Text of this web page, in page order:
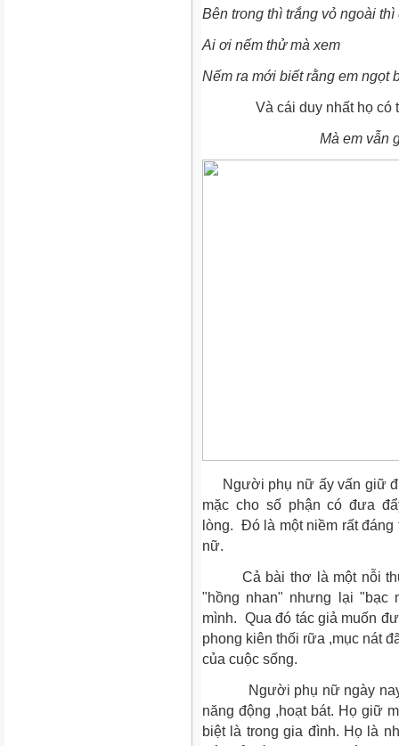
Bên trong thì trắng vỏ ngoài thì
Ai ơi nếm thử mà xem
Nếm ra mới biết rằng em ngọt
Và cái duy nhất họ có thể
Mà em vẫn
Người phụ nữ ấy vấn giữ
mặc cho số phận có đưa
lòng. Đó là một niềm rất
nữ.
Cả bài thơ là một nỗi
"hồng nhan" nhưng lại "bạc
mình. Qua đó tác giả muốn
phong kiên thối rữa ,mục nát
của cuộc sống.
Người phụ nữ ngày nay
năng động ,hoạt bát. Họ giữ
biệt là trong gia đình. Họ là